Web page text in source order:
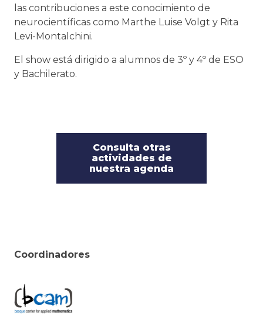
las contribuciones a este conocimiento de
neurocientíficas como Marthe Luise Volgt y Rita
Levi-Montalchini.
El show está dirigido a alumnos de 3º y 4º de ESO
y Bachilerato.
Consulta otras
actividades de
nuestra agenda
Coordinadores